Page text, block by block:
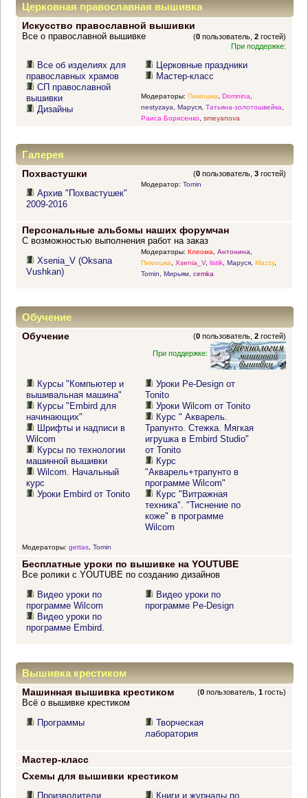
Церковная православная вышивка
Искусство православной вышивки
(0 пользователь,2 гостей)
Все о православной вышивке
При поддержке:
Все об изделиях для
православных храмов
СП православной
вышивки
Дизайны
Церковные праздники
Мастер-класс
Модераторы: Пимошка Domnina
nestyzaya
Маруся, Татьяна-золотошвейка
Раиса Борисенко, smeyanova
Галерея
Похвастушки (0 пользователь,3 гостей)
Архив "Похвастушек"
2009-2016
Модератор: Tomin
Персональные альбомы наших форумчан
С возможностью выполнения работ на заказ
Xsenia_V (Oksana
Vushkan)
Модераторы: Клеома, Антонина,
Пимошка, Xsenia_V, listik, Маруся, Mazzy,
Tomin, Мирьям, cemka
Обучение
Обучение (0 пользователь,2 гостей)
При поддержке:
Курсы "Компьютер и
вышивальная машина"
Курсы "Embird для
начинающих"
Шрифты и надписи в
Wilcom
Курсы по технологии
машинной вышивки
Wilcom. Начальный
курс
Уроки Embird от Tonito
Уроки Pe-Design от
Tonito
Уроки Wilcom от Tonito
Курс " Акварель.
Трапунто. Стежка. Мягкая
игрушка в Embird Studio"
от Tonito
Курс
"Акварель+трапунто в
программе Wilcom"
Курс "Витражная
техника". "Тиснение по
коже" в программе
Wilcom
Модераторы: gettas, Tomin
Бесплатные уроки по вышивке на YOUTUBE
Все ролики с YOUTUBE по созданию дизайнов
Видео уроки по
программе Wilcom
Видео уроки по
программе Embird.
Видео уроки по
программе Pe-Design
Вышивка крестиком
Машинная вышивка крестиком (0 пользователь,1 гость)
Всё о вышивке крестиком
Программы
Творческая
лаборатория
Мастер-класс
Схемы для вышивки крестиком
Производители Книги и журналы по